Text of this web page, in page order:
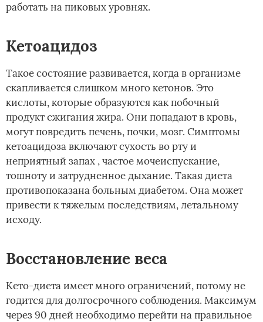
работать на пиковых уровнях.
Кетоацидоз
Такое состояние развивается, когда в организме
скапливается слишком много кетонов. Это
кислоты, которые образуются как побочный
продукт сжигания жира. Они попадают в кровь,
могут повредить печень, почки, мозг. Симптомы
кетоацидоза включают сухость во рту и
неприятный запах , частое мочеиспускание,
тошноту и затрудненное дыхание. Такая диета
противопоказана больным диабетом. Она может
привести к тяжелым последствиям, летальному
исходу.
Восстановление веса
Кето-диета имеет много ограничений, потому не
годится для долгосрочного соблюдения. Максимум
через 90 дней необходимо перейти на правильное